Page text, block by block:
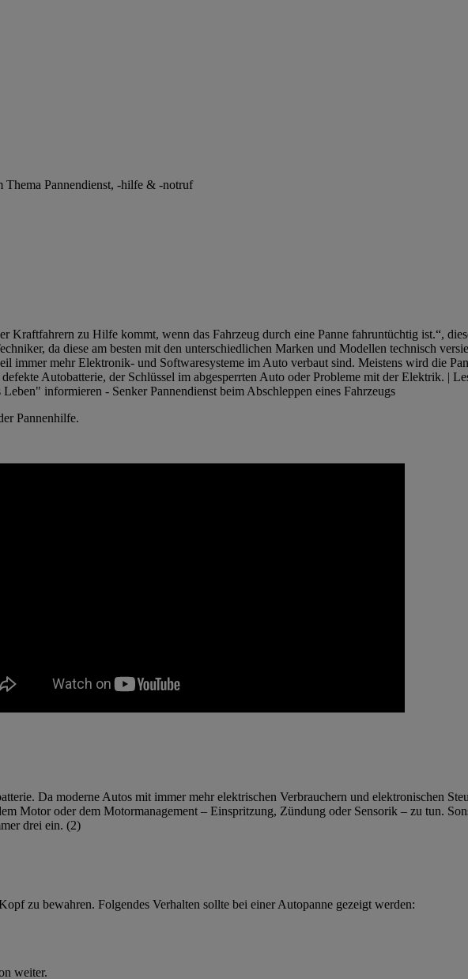
Thema Pannendienst, -hilfe & -notruf
Kraftfahrern zu Hilfe kommt, wenn das Fahrzeug durch eine Panne fahruntüchtig ist.“,
da diese am besten mit den unterschiedlichen Marken und Modellen technisch
immer mehr Elektronik- und Softwaresysteme im Auto verbaut sind. Meistens wird die
Autobatterie, der Schlüssel im abgesperrten Auto oder Probleme mit der Elektrik. |
Pannenhilfe.
Da moderne Autos mit immer mehr elektrischen Verbrauchern und elektronischen
Motor oder dem Motormanagement – Einspritzung, Zündung oder Sensorik – zu tun.
drei ein. (2)
zu bewahren. Folgendes Verhalten sollte bei einer Autopanne gezeigt werden:
weiter.